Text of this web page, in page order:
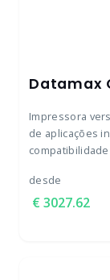
Datamax
Impressora
de aplicações
desde
3027.62